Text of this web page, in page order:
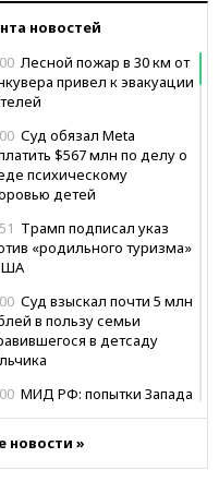
новостей
Лесной пожар в 30 км от
привел к эвакуации
Суд обязал Meta
$567 млн по делу о
психическому
детей
Трамп подписал указ
«родильного туризма»
Суд взыскал почти 5 млн
в пользу семьи
в детсаду
МИД РФ: попытки Запада
Ни один водоем Англии
новости »